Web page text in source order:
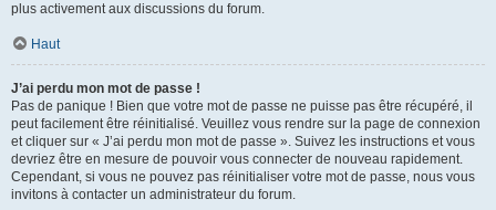
plus activement aux discussions du forum.
Haut
J’ai perdu mon mot de passe !
Pas de panique ! Bien que votre mot de passe ne puisse pas être récupéré, il
peut facilement être réinitialisé. Veuillez vous rendre sur la page de connexion
et cliquer sur « J’ai perdu mon mot de passe ». Suivez les instructions et vous
devriez être en mesure de pouvoir vous connecter de nouveau rapidement.
Cependant, si vous ne pouvez pas réinitialiser votre mot de passe, nous vous
invitons à contacter un administrateur du forum.